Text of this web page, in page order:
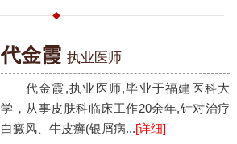
代金霞 执业医师
代金霞,执业医师,毕业于福建医科大
学，从事皮肤科临床工作20余年,针对治疗
白癜风、牛皮癣(银屑病...[详细]